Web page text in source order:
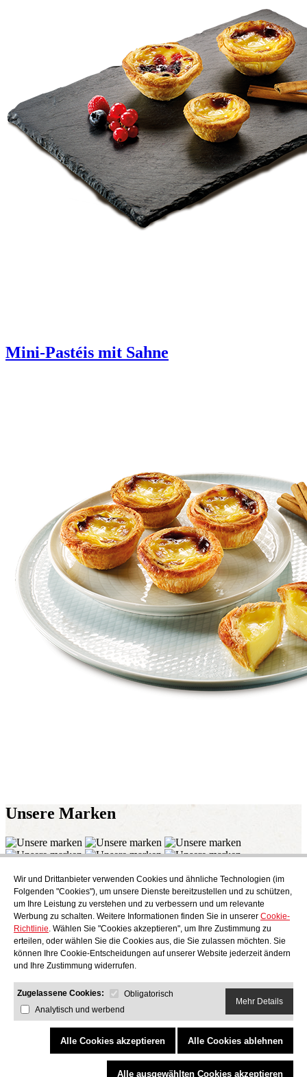
Wir und Drittanbieter verwenden Cookies und ähnliche Technologien (im
Folgenden "Cookies"), um unsere Dienste bereitzustellen und zu schützen,
um Ihre Leistung zu verstehen und zu verbessern und um relevante
Werbung zu schalten. Weitere Informationen finden Sie in unserer Cookie-
Richtlinie. Wählen Sie "Cookies akzeptieren", um Ihre Zustimmung zu
erteilen, oder wählen Sie die Cookies aus, die Sie zulassen möchten. Sie
können Ihre Cookie-Entscheidungen auf unserer Website jederzeit ändern
und Ihre Zustimmung widerrufen.
Zugelassene Cookies:
Obligatorisch
Analytisch und werbend
Mehr Details
Alle Cookies akzeptieren Alle Cookies ablehnen
Alle ausgewählten Cookies akzeptieren
Mini-Pastéis mit Sahne
Unsere Marken
Abonnieren
Endecken Sie das kulinarische Angebot von AudensFood.
Ich habe gelesen und akzeptiere die Datenschutzbestimmungen
Über uns Audens news Produkte Gastronomie-Blog Kontakt
Werden Sie Teil unseres Teams
AUDENS FOOD S.A. C/ Jordi Camp, 25 - 08403 Granollers
Datenschutzbestimmungen Rechtlicher Hinweis Cookie-Richtlinie
Quality and Environmental Policy
COPYRIGHT © 2026 Audens Food
Alle Rechte vorbehalten. by Neorg
Projekt gefördert vom Programm eTrade d'ACCIÓ